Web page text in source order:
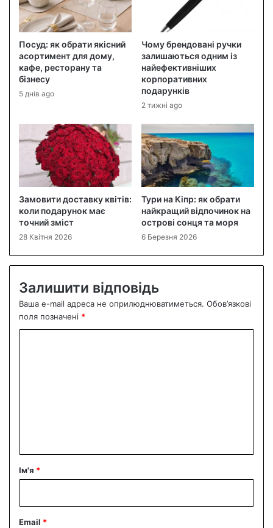
Посуд: як обрати якісний
асортимент для дому,
кафе, ресторану та
бізнесу
5 днів ago
Чому брендовані ручки
залишаються одним із
найефективніших
корпоративних
подарунків
2 тижні ago
Замовити доставку квітів:
коли подарунок має
точний зміст
28 Квітня 2026
Тури на Кіпр: як обрати
найкращий відпочинок на
острові сонця та моря
6 Березня 2026
Залишити відповідь
Ваша e-mail адреса не оприлюднюватиметься. Обов’язкові
поля позначені *
р
Ім'я *
Email *